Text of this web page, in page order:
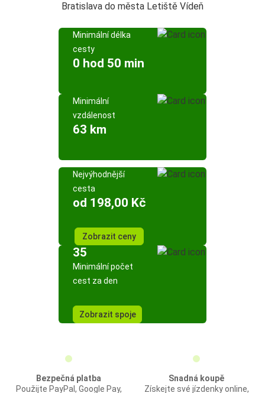
Bratislava do města Letiště Vídeň
Minimální délka
cesty
0 hod 50 min
Minimální
vzdálenost
63 km
Nejvýhodnější
cesta
od 198,00 Kč
Zobrazit ceny
35
Minimální počet
cest za den
Zobrazit spoje
Bezpečná platba
Použijte PayPal, Google Pay,
Snadná koupě
Získejte své jízdenky online,